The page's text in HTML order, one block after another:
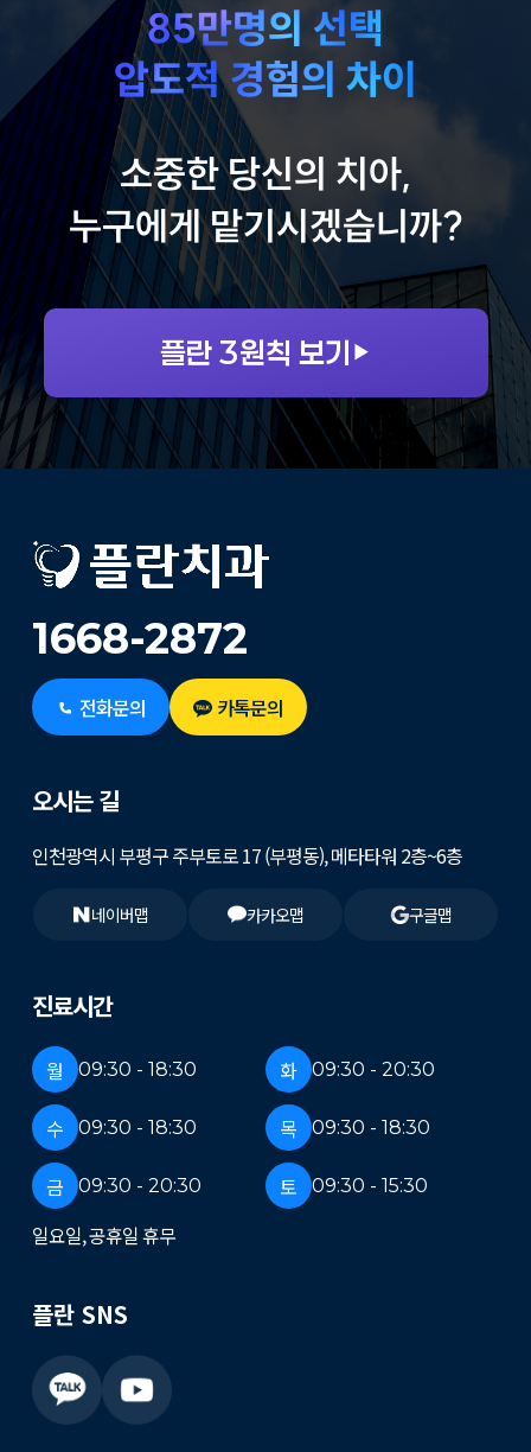
85만명의 선택
압도적 경험의 차이
소중한 당신의 치아,
누구에게맡기시겠습니까?
플란3원칙 보기 ▶
1668-2872
전화문의 카톡문의
진료시간
월 09:30 - 18:30 화 09:30 - 20:30
수 09:30 - 18:30 목 09:30 - 18:30
금 09:30 - 20:30 토 09:30 - 15:30
일요일, 공휴일 휴무
오시는 길
인천광역시 부평구 주부토로 17 (부평동), 메타타워 2층~6층
네이버맵 카카오맵 구글맵
플란 SNS